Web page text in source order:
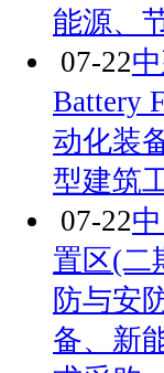
能源、
07-22
Battery
动化装
型建筑
07-22
置区(二
防与安
备、新